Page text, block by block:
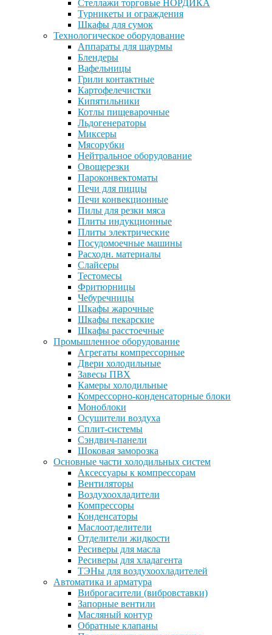
Стеллажи торговые НОРДИКА
Турникеты и ограждения
Шкафы для сумок
Технологическое оборудование
Аппараты для шаурмы
Блендеры
Вафельницы
Грили контактные
Картофелечистки
Кипятильники
Котлы пищеварочные
Льдогенераторы
Миксеры
Мясорубки
Нейтральное оборудование
Овощерезки
Пароконвектоматы
Печи для пиццы
Печи конвекционные
Пилы для резки мяса
Плиты индукционные
Плиты электрические
Посудомоечные машины
Расходн. материалы
Слайсеры
Тестомесы
Фритюрницы
Чебуречницы
Шкафы жарочные
Шкафы пекарские
Шкафы расстоечные
Промышленное оборудование
Агрегаты компрессорные
Двери холодильные
Завесы ПВХ
Камеры холодильные
Комрессорно-конденсаторные блоки
Моноблоки
Осушители воздуха
Сплит-системы
Сэндвич-панели
Шоковая заморозка
Основные части холодильных систем
Аксессуары к компрессорам
Вентиляторы
Воздухоохладители
Компрессоры
Конденсаторы
Маслоотделители
Отделители жидкости
Ресиверы для масла
Ресиверы для хладагента
ТЭНы для воздухоохладителей
Автоматика и арматура
Виброгасители (вибровставки)
Запорные вентили
Масляный контур
Обратные клапаны